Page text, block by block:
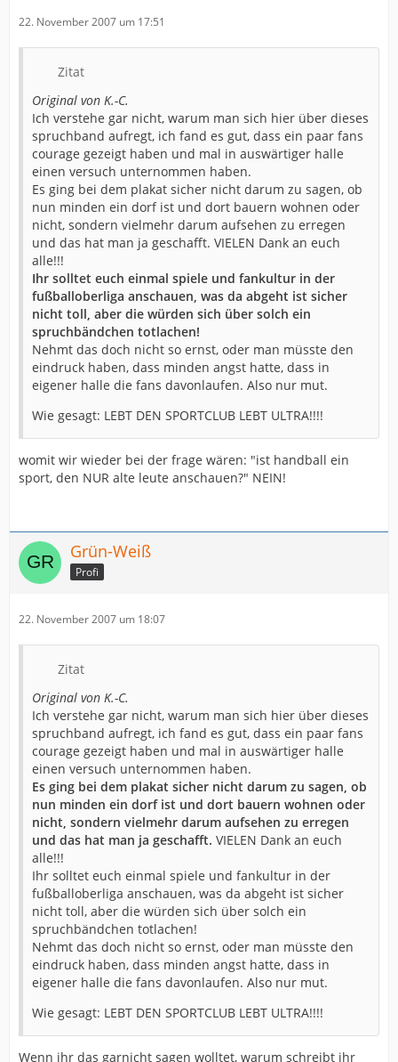
Abstiegskandidaten bezeichnet, zudem erklärt, dass bei
Stephan Just irgendetwas im Kopf nicht zu stimmen
scheint und Minden der einzige Verein sei, der »Apollo«
einen Vertrag anbieten würde. Just gab dafür die
richtige Antwort, eine sportliche, avancierte mit zehn
Toren und einer auch sonst sehr starken Vorstellung zu
einem der Besten auf dem Parkett.
Zudem wurde im Magdeburger Fan-Block nach 20
Minuten ein Transparent mit der Aufschrift »Kniet
nieder ihr Bauern, eine Legende hält Einzug« ausgerollt.
Klar, dass die Emotionen in der Halle sofort überkochten
und die Gäste mit Schmährufen bedacht wurden. GWD-
Manager Horst Bredemeier behielt indes die Ruhe und
sagte nur: »Man wird ja eigentlich erst zur Legende,
wenn man tot ist. Ich hoffe aber, dass der SC noch nicht
tot ist!«
Auf jeden Fall erwiesen die »Fans« des SCM ihren
Farben mit der hochnäsigen Form der maßlosen
Überschätzung einen Bärendienst. Fortan war nämlich
dauerhafte Rückendeckung für die Spieler in grün und
weiß garantiert. Die spielten sich aber auch ohne die
Rausch. Obwohl Björn Buhrmester und Malik Besirevic
im ersten Abschnitt nur jeweils einen Ball zu packen
bekamen, stellte GWD die Magdeburger Angreifer, bei
denen das abwanderungswillige Polen-Duo Grzegorz
Bis zum 11:10 (16.) war es zunächst ein Kopf-an-Kopf-
Fight. Doch mit Tempo und deutlicher spielerischer
Überlegenheit knackten die Grün-Weißen in der Folge
sich über 13:10 (19.), 15:11 (21.) und 18:12 (24.) bis auf
29 Angriffen nur ganze sechs Fehler!
»Wir haben uns halbseiden und desolat präsentiert«,
Schlusspfiff klare Worte. »Dabei wussten wir genau, was
auf uns zukommt. Wir haben GWD auf gar keinen Fall
unterschätzt. Jetzt müssen wir der Tatsache ins Auge
sehen, dass wir ins untere Drittel rutschen und uns um
den Klassenverbleib bemühen müssen. Eine für
Magdeburg völlig neue Realität!«
Jedem im Mindener Lager war klar, dass das Niveau der
ersten 30 Minuten nicht zu halten sein würde. GWD
hatte im ersten Abschnitt sichtlich überpaced. Hinzu
kam, dass nun zu wenig aus der Bewegung heraus kam,
zuviel Handball aus dem Stand gespielt wurde.
Anders die Gäste, für die es nun auch um die allerdings
bereits verlorene Ehre ging. Sie waren in der Abwehr
nun sehr viel griffiger, was insbesondere GWD-Torjäger
Arne Niemeyer bei zwei Rot-würdigen Fouls von Bielecki
und Kabangele zu spüren bekam. Doch Minden knickte
nicht ein, sondern kämpfte um den vor Augen liegenden
Sieg. So kam Magdeburg nur auf 24:28 heran, kassierte
aber postwendend bei doppelter Manndeckung gegen
Niemeyer und Just das 24:30. Und als Apollo nach
22. November 2007 um 17:51
Zitat
Original von K.-C.
Ich verstehe gar nicht, warum man sich hier über dieses
spruchband aufregt, ich fand es gut, dass ein paar fans
courage gezeigt haben und mal in auswärtiger halle
einen versuch unternommen haben.
Es ging bei dem plakat sicher nicht darum zu sagen, ob
nun minden ein dorf ist und dort bauern wohnen oder
nicht, sondern vielmehr darum aufsehen zu erregen
und das hat man ja geschafft. VIELEN Dank an euch
alle!!!
Ihr solltet euch einmal spiele und fankultur in der
fußballoberliga anschauen, was da abgeht ist sicher
nicht toll, aber die würden sich über solch ein
spruchbändchen totlachen!
Nehmt das doch nicht so ernst, oder man müsste den
eindruck haben, dass minden angst hatte, dass in
eigener halle die fans davonlaufen. Also nur mut.
Wie gesagt: LEBT DEN SPORTCLUB LEBT ULTRA!!!!
womit wir wieder bei der frage wären: "ist handball ein
sport, den NUR alte leute anschauen?" NEIN!
Grün-Weiß
Profi
22. November 2007 um 18:07
Zitat
Original von K.-C.
Ich verstehe gar nicht, warum man sich hier über dieses
spruchband aufregt, ich fand es gut, dass ein paar fans
courage gezeigt haben und mal in auswärtiger halle
einen versuch unternommen haben.
Es ging bei dem plakat sicher nicht darum zu sagen, ob
nun minden ein dorf ist und dort bauern wohnen oder
nicht, sondern vielmehr darum aufsehen zu erregen
und das hat man ja geschafft. VIELEN Dank an euch
alle!!!
Ihr solltet euch einmal spiele und fankultur in der
fußballoberliga anschauen, was da abgeht ist sicher
nicht toll, aber die würden sich über solch ein
spruchbändchen totlachen!
Nehmt das doch nicht so ernst, oder man müsste den
eindruck haben, dass minden angst hatte, dass in
eigener halle die fans davonlaufen. Also nur mut.
Wie gesagt: LEBT DEN SPORTCLUB LEBT ULTRA!!!!
Wenn ihr das garnicht sagen wolltet, warum schreibt ihr